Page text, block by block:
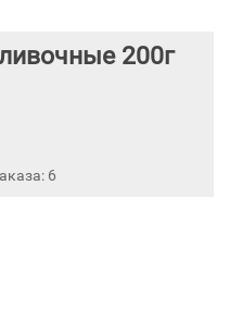
200г
6